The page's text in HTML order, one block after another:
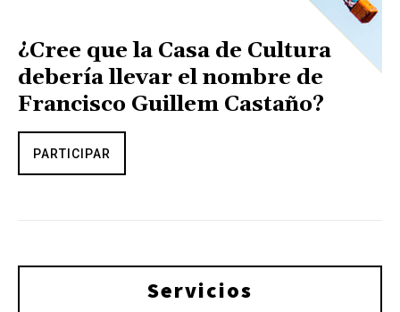
¿Cree que la Casa de Cultura
debería llevar el nombre de
Francisco Guillem Castaño?
PARTICIPAR
Servicios